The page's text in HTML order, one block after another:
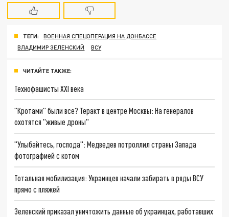
ТЕГИ:
ВОЕННАЯ СПЕЦОПЕРАЦИЯ НА ДОНБАССЕ
ВЛАДИМИР ЗЕЛЕНСКИЙ
ВСУ
ЧИТАЙТЕ ТАКЖЕ:
Технофашисты XXI века
"Кротами" были все? Теракт в центре Москвы: На генералов
охотятся "живые дроны"
"Улыбайтесь, господа": Медведев потроллил страны Запада
фотографией с котом
Тотальная мобилизация: Украинцев начали забирать в ряды ВСУ
прямо с пляжей
Зеленский приказал уничтожить данные об украинцах, работавших